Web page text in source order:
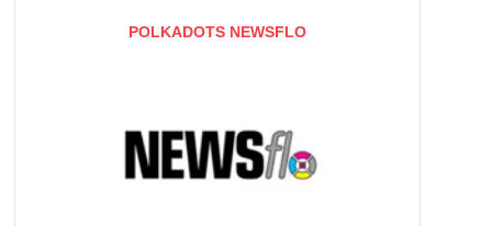
POLKADOTS NEWSFLO